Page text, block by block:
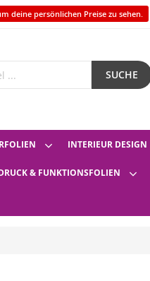
deine persönlichen Preise zu sehen.
SUCHE
INTERIEUR DESIGN
& FUNKTIONSFOLIEN